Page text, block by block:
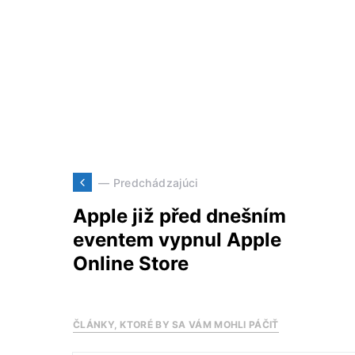
— Predchádzajúci
Apple již před dnešním
eventem vypnul Apple
Online Store
ČLÁNKY, KTORÉ BY SA VÁM MOHLI PÁČIŤ